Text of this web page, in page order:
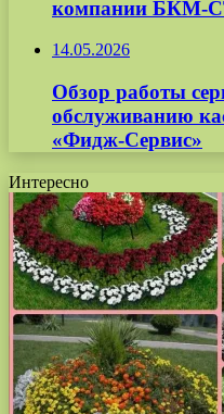
компании БКМ-
14.05.2026
Обзор работы
обслуживанию
«Фидж-Сервис»
Интересно